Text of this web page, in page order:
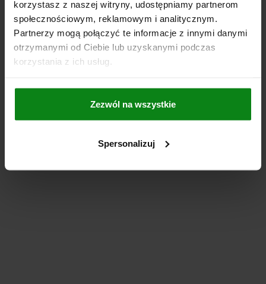
korzystasz z naszej witryny, udostępniamy partnerom
społecznościowym, reklamowym i analitycznym.
Partnerzy mogą połączyć te informacje z innymi danymi
otrzymanymi od Ciebie lub uzyskanymi podczas
korzystania z ich usług.
Zezwól na wszystkie
Spersonalizuj
Śruby separujące stalowe, klasa wytrzymałości 10.9.